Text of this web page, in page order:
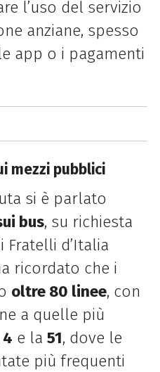
l’uso del servizio
anziane, spesso
app o i pagamenti
mezzi pubblici
si è parlato
bus, su richiesta
d’Italia
ricordato che i
oltre 80 linee, con
a quelle più
4 e la 51, dove le
più frequenti